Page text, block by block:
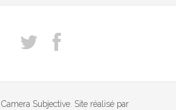
Subjective. Site réalisé par